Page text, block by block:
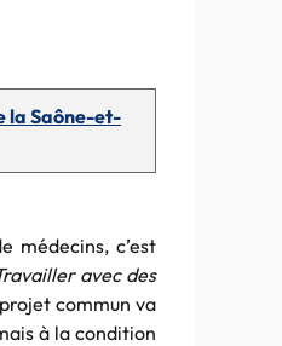
la Saône-et-
médecins, c’est
avec des
commun va
à la condition